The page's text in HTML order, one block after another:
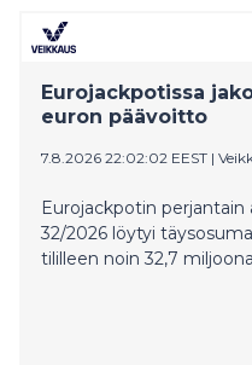
Eurojackpotissa
euron päävoitto
7.8.2026 22:02:02 EEST |
Eurojackpotin perjantain
32/2026 löytyi
tililleen noin 32,7